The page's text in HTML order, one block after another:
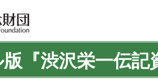
『渋沢栄一伝記